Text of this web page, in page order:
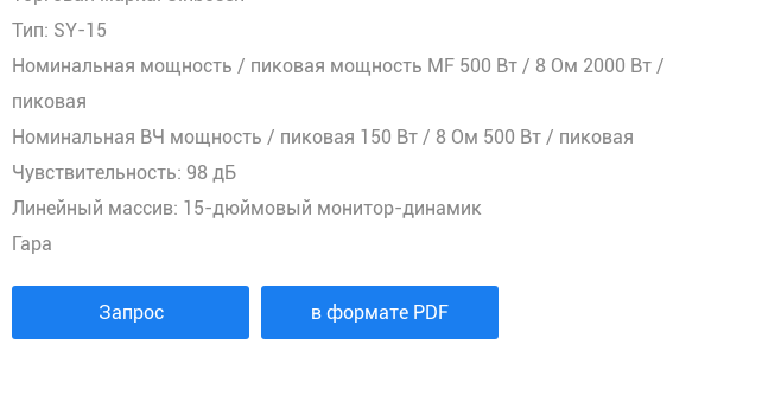
Тип: SY-15
Номинальная мощность / пиковая мощность MF 500 Вт / 8 Ом 2000 Вт /
пиковая
Номинальная ВЧ мощность / пиковая 150 Вт / 8 Ом 500 Вт / пиковая
Чувствительность: 98 дБ
Линейный массив: 15-дюймовый монитор-динамик
Гара
Запрос в формате PDF